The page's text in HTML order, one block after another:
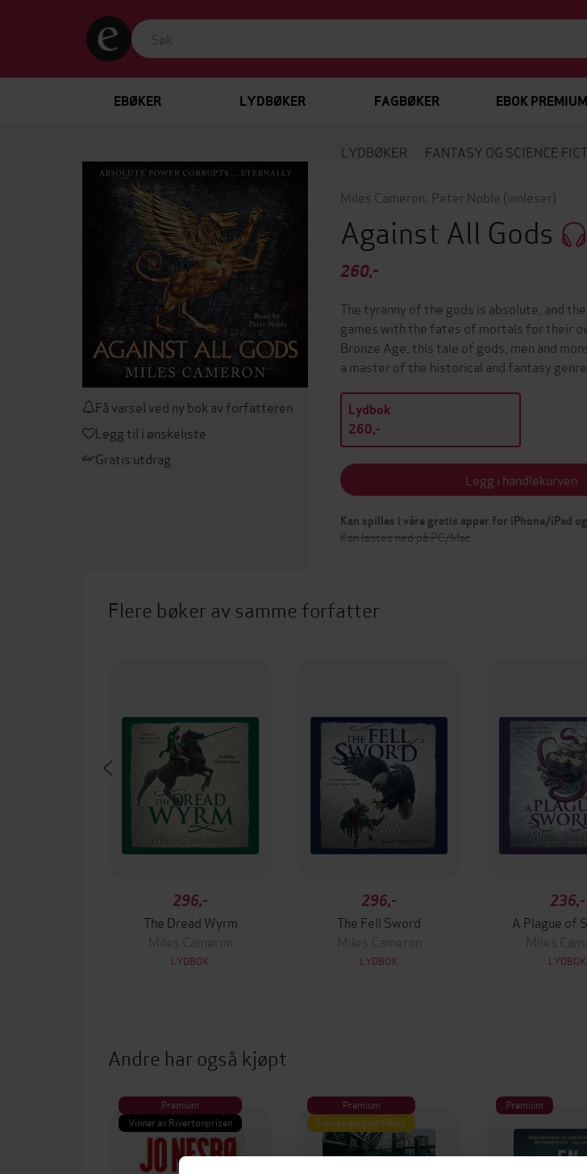
EBØKER LYDBØKER FAGBØKER EBOK PREMIUM
LYDBØKER FANTASY OG SCIENCE
Få varsel ved ny bok av forfatteren
Legg til i ønskeliste
Gratis utdrag
Miles Cameron Peter Noble (innleser)
Against All Gods
260,-
The tyranny of the gods is absolute, and
games with the fates of mortals for their
Bronze Age, this tale of gods, men and
a master of the historical and fantasy
Lydbok
260,-
Legg i handlekurven
Kan spilles i våre gratis apper for iPhone/iPad
Kan lastes ned på PC/Mac
Flere bøker av samme forfatter
296,-
The Dread Wyrm
Miles Cameron
LYDBOK
296,-
The Fell Sword
Miles Cameron
LYDBOK
236,-
A Plague of
Miles
LYDBOK
Andre har også kjøpt
Premium
Vinner av Rivertonprisen
Premium
Første gang på tilbud
Premium